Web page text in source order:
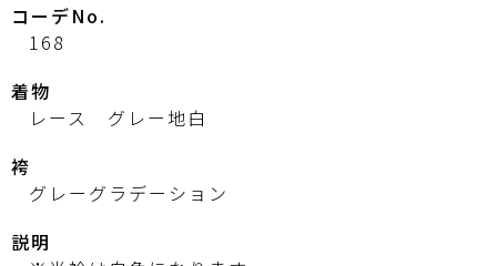
コーデNo.
168
着物
レース グレー地白
袴
グレーグラデーション
説明